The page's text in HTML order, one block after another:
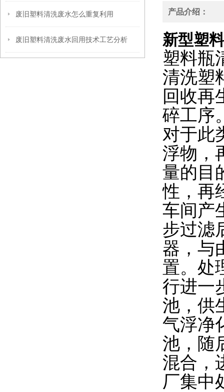
废旧塑料清洗废水怎么重复利用
废旧塑料清洗废水回用技术工艺分析
产品介绍：
新型塑
塑料瓶
清洗塑
回收再
碎工序
对于此
浮物，
量的目
性，再
车间产
步过滤
器，与
置。处
行进一
池，供
气浮净
池，随
混合，
厂集中